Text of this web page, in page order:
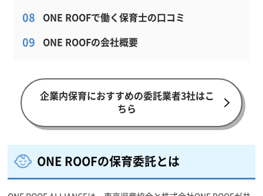
ONE ROOFで働く保育士の口コミ
ONE ROOFの会社概要
企業内保育におすすめの委託業者3社はこ
ちら
ONE ROOFの保育委託とは